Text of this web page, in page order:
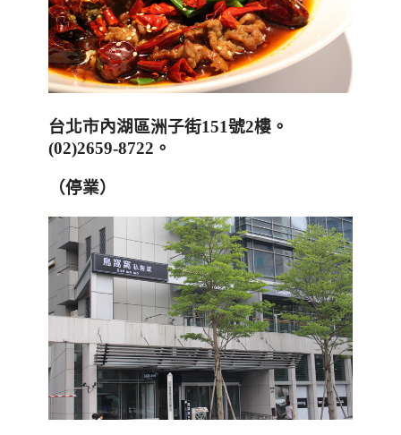
台北市內湖區洲子街151號2樓 。
(02)2659-8722 。
（停業）